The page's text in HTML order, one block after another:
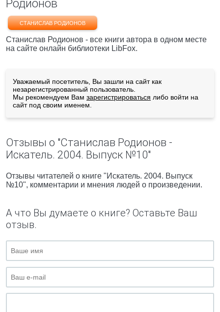
Родионов
СТАНИСЛАВ РОДИОНОВ
Станислав Родионов - все книги автора в одном месте
на сайте онлайн библиотеки LibFox.
Уважаемый посетитель, Вы зашли на сайт как
незарегистрированный пользователь.
Мы рекомендуем Вам зарегистрироваться либо войти на
сайт под своим именем.
Отзывы о "Станислав Родионов -
Искатель. 2004. Выпуск №10"
Отзывы читателей о книге "Искатель. 2004. Выпуск
№10", комментарии и мнения людей о произведении.
А что Вы думаете о книге? Оставьте Ваш
отзыв.